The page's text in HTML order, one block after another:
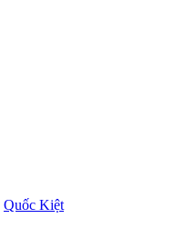
Quốc Kiệt